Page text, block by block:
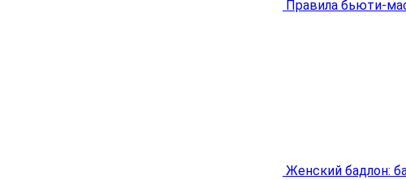
Правила бьюти-
Женский бадлон: